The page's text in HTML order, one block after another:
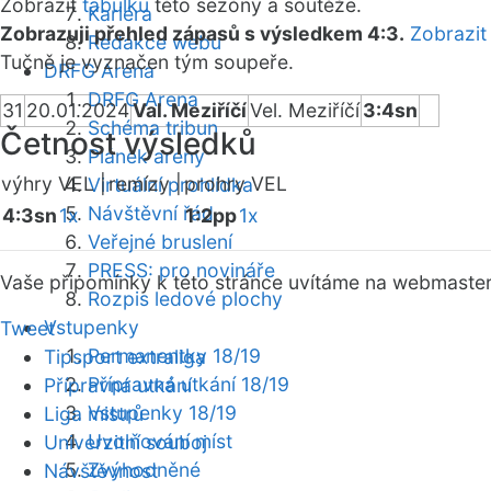
Kariéra
Redakce webu
DRFG Arena
DRFG Arena
Schéma tribun
Plánek areny
Virtuální prohlídka
Návštěvní řád
Veřejné bruslení
PRESS: pro novináře
Rozpis ledové plochy
Vstupenky
Permanentky 18/19
Přípravná utkání 18/19
Vstupenky 18/19
Uvolňování míst
Zvýhodněné
Zobrazit tabulku této sezóny a soutěže.
Zobrazuji přehled zápasů s výsledkem 4:3. Zobrazit
Tučně je vyznačen tým soupeře.
31 20.01.2024Val. MeziříčíVel. Meziříčí3:4sn
Četnost výsledků
výhry VEL |remízy |prohry VEL
4:3sn1x 1:2pp1x
Vaše připomínky k této stránce uvítáme na webmaster
Tweet
Tipsport extraliga
Přípravná utkání
Liga mistrů
Univerzitní souboj
Návštěvnost